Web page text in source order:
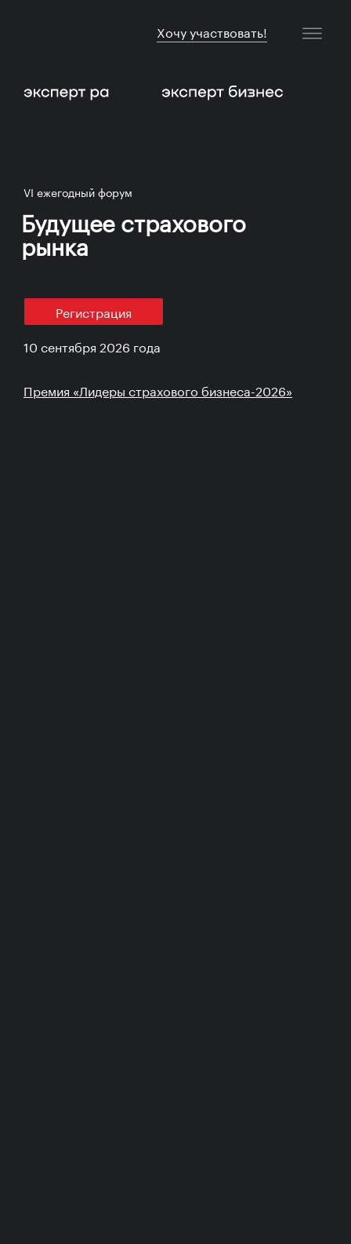
Хочу участвовать!
VI ежегодный форум
Будущее страхового
рынка
Регистрация
10 сентября 2026 года
Премия «Лидеры страхового бизнеса-2026»